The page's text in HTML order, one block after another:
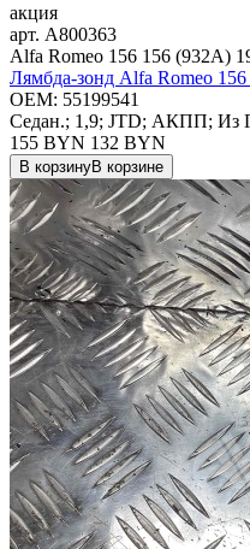
акция
арт. A800363
Alfa Romeo 156 156 (932A)
Лямбда-зонд Alfa Romeo
OEM: 55199541
Седан.; 1,9; JTD; АКПП; Из
155 BYN 132 BYN
В корзинуВ корзине